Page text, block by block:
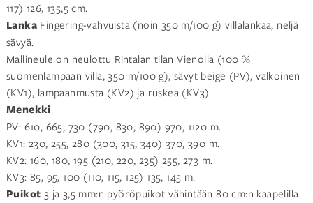
117) 126, 135,5 cm.
LankaFingering-vahvuista (noin 350 m/100 g) villalankaa, neljä
sävyä.
Mallineule on neulottu Rintalan tilan Vienolla (100 %
suomenlampaan villa, 350 m/100 g), sävyt beige (PV), valkoinen
(KV1), lampaanmusta (KV2) ja ruskea (KV3).
Menekki
PV: 610, 665, 730 (790, 830, 890) 970, 1120 m.
KV1: 230, 255, 280 (300, 315, 340) 370, 390 m.
KV2: 160, 180, 195 (210, 220, 235) 255, 273 m.
KV3: 85, 95, 100 (110, 115, 125) 135, 145 m.
Puikot 3 ja 3,5 mm:n pyöröpuikot vähintään 80 cm:n kaapelilla